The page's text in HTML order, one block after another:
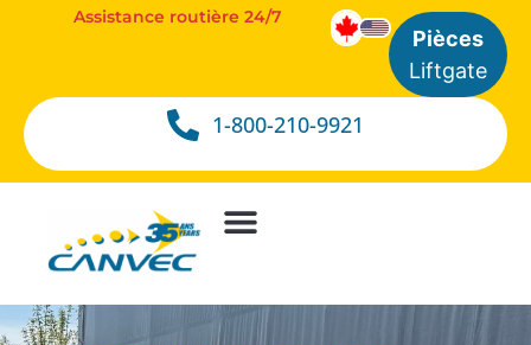
1-800-210-9921
Assistance routière 24/7
Pièces
Liftgate